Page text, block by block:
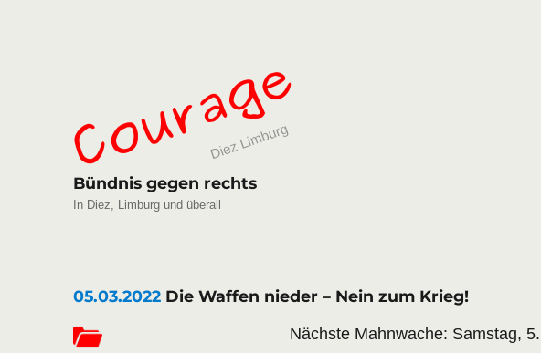
Bündnis gegen rechts
In Diez, Limburg und überall
05.03.2022 Die Waffen nieder – Nein zum Krieg!
Nächste Mahnwache: Samstag,